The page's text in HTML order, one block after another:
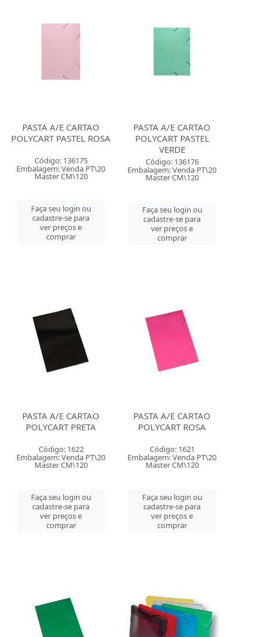
PASTA A/E CARTAO
POLYCART PASTEL ROSA
Código: 136175
Embalagem: Venda PT\20
Master CM\120
Faça seu login ou
cadastre-se para
ver preços e
comprar
PASTA A/E CARTAO
POLYCART PASTEL
VERDE
Código: 136176
Embalagem: Venda PT\20
Master CM\120
Faça seu login ou
cadastre-se para
ver preços e
comprar
PASTA A/E CARTAO
POLYCART PRETA
Código: 1622
Embalagem: Venda PT\20
Master CM\120
Faça seu login ou
cadastre-se para
ver preços e
comprar
PASTA A/E CARTAO
POLYCART ROSA
Código: 1621
Embalagem: Venda PT\20
Master CM\120
Faça seu login ou
cadastre-se para
ver preços e
comprar